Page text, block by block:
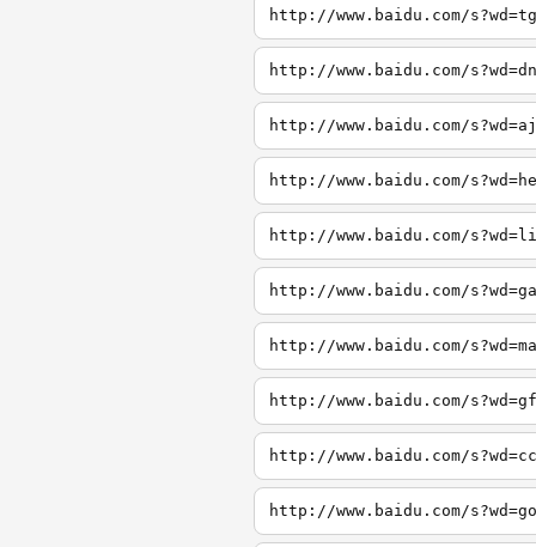
http://www.baidu.com/s?wd=tg
http://www.baidu.com/s?wd=dn
http://www.baidu.com/s?wd=aj
http://www.baidu.com/
http://www.baidu.com/
http://www.baidu.com/
http://www.baidu.com/
http://www.baidu.com/
http://www.baidu.com/
http://www.baidu.com/